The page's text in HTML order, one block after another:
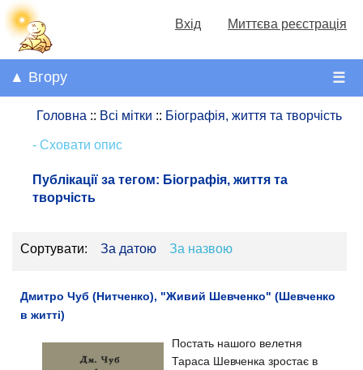
Вхід Миттєва реєстрація
☰
▲ Вгору
Головна :: Всі мітки :: Біографія, життя та творчість
- Сховати опис
Публікації за тегом: Біографія, життя та
творчість
Сортувати: За датою За назвою
Дмитро Чуб (Нитченко), "Живий Шевченко" (Шевченко
в житті)
Постать нашого велетня
Тараса Шевченка зростає в